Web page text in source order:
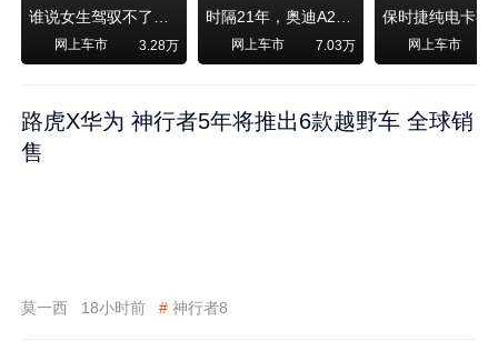
谁说女生驾驭不了大SUV？看我开问界M6驰骋坝上草原！
网上车市 3.28万
时隔21年，奥迪A2强势归来！
网上车市 7.03万 网上车市
路虎X华为 神行者5年将推出6款越野车 全球销
售
莫一西 18小时前 # 神行者8